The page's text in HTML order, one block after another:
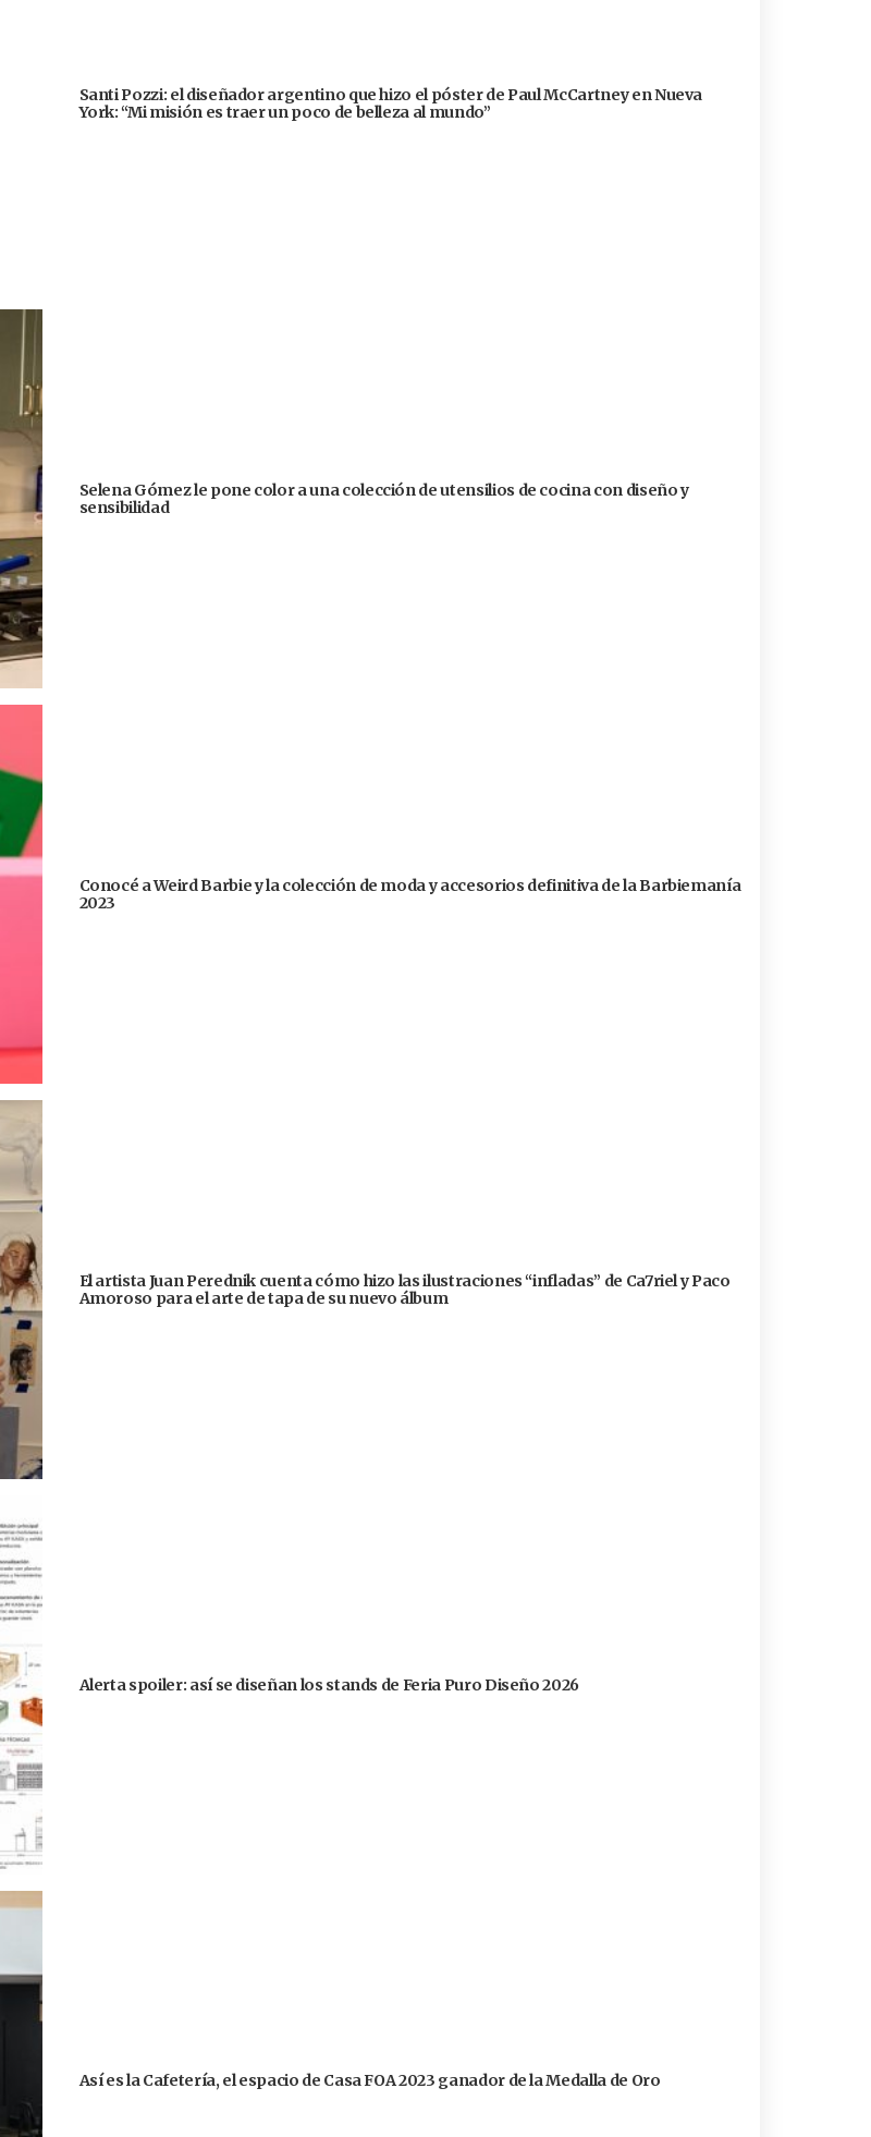
Santi Pozzi: el diseñador argentino que hizo el póster de Paul McCartney en Nueva
York: “Mi misión es traer un poco de belleza al mundo”
Selena Gómez le pone color a una colección de utensilios de cocina con diseño y
sensibilidad
Conocé a Weird Barbie y la colección de moda y accesorios definitiva de la Barbiemanía
2023
El artista Juan Perednik cuenta cómo hizo las ilustraciones “infladas” de Ca7riel y Paco
Amoroso para el arte de tapa de su nuevo álbum
Alerta spoiler: así se diseñan los stands de Feria Puro Diseño 2026
Así es la Cafetería, el espacio de Casa FOA 2023 ganador de la Medalla de Oro